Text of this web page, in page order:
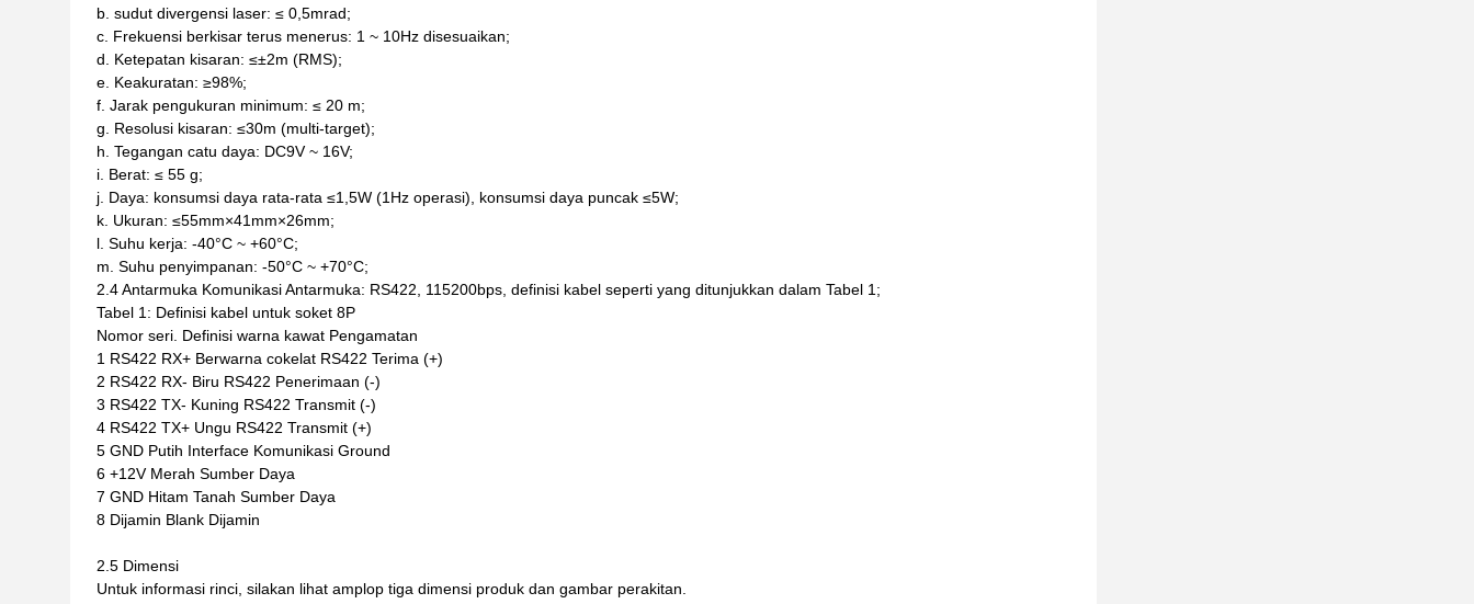
b. sudut divergensi laser: ≤ 0,5mrad;
c. Frekuensi berkisar terus menerus: 1 ~ 10Hz disesuaikan;
d. Ketepatan kisaran: ≤±2m (RMS);
e. Keakuratan: ≥98%;
f. Jarak pengukuran minimum: ≤ 20 m;
g. Resolusi kisaran: ≤30m (multi-target);
h. Tegangan catu daya: DC9V ~ 16V;
i. Berat: ≤ 55 g;
j. Daya: konsumsi daya rata-rata ≤1,5W (1Hz operasi), konsumsi daya puncak ≤5W;
k. Ukuran: ≤55mm×41mm×26mm;
l. Suhu kerja: -40°C ~ +60°C;
m. Suhu penyimpanan: -50°C ~ +70°C;
2.4 Antarmuka Komunikasi Antarmuka: RS422, 115200bps, definisi kabel seperti yang ditunjukkan dalam Tabel 1;
Tabel 1: Definisi kabel untuk soket 8P
Nomor seri. Definisi warna kawat Pengamatan
1 RS422 RX+ Berwarna cokelat RS422 Terima (+)
2 RS422 RX- Biru RS422 Penerimaan (-)
3 RS422 TX- Kuning RS422 Transmit (-)
4 RS422 TX+ Ungu RS422 Transmit (+)
5 GND Putih Interface Komunikasi Ground
6 +12V Merah Sumber Daya
7 GND Hitam Tanah Sumber Daya
8 Dijamin Blank Dijamin
2.5 Dimensi
Untuk informasi rinci, silakan lihat amplop tiga dimensi produk dan gambar perakitan.